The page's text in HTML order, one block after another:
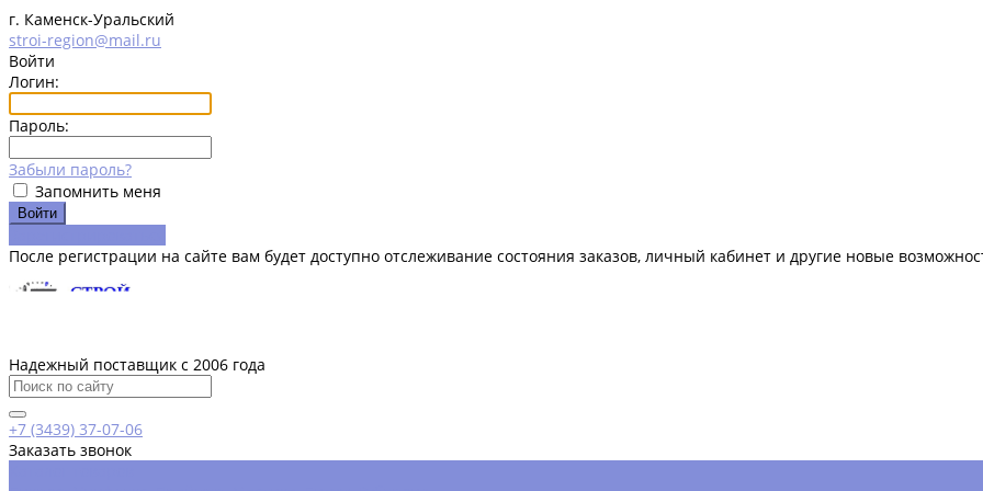
г. Каменск-Уральский
stroi-region@mail.ru
Войти
Логин:
Пароль:
Забыли пароль?
Запомнить меня
После регистрации на сайте вам будет доступно отслеживание состояния заказов, личный кабинет и другие новые
Надежный поставщик с 2006 года
+7 (3439) 37-07-06
Заказать звонок